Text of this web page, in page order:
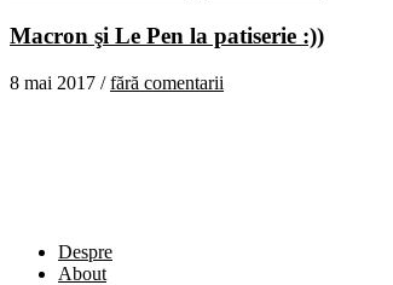
Macron şi Le Pen la patiserie :))
8 mai 2017 /fără comentarii
Despre
About